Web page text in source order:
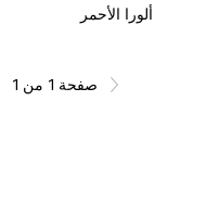
ألورا الأحمر
صفحة 1 من 1